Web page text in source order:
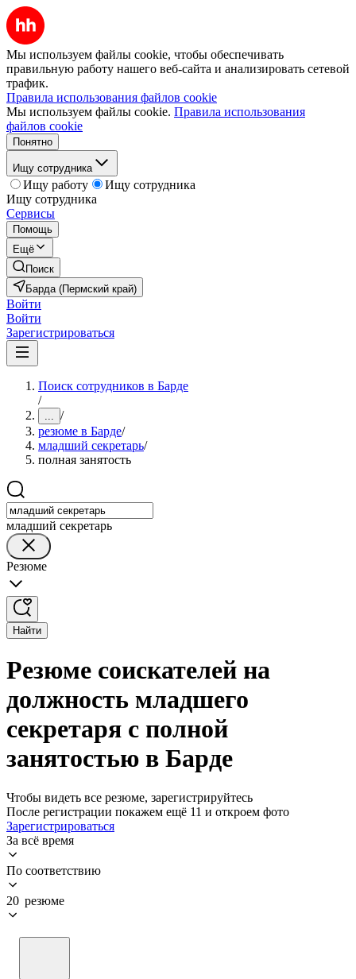
Мы используем файлы cookie, чтобы обеспечивать
правильную работу нашего веб-сайта и анализировать сетевой
трафик.
Правила использования файлов cookie
Мы используем файлы cookie. Правила использования
файлов cookie
Понятно
Ищу сотрудника
Ищу работу
Ищу сотрудника
Ищу сотрудника
Сервисы
Помощь
Ещё
Поиск
Барда (Пермский край)
Войти
Войти
Зарегистрироваться
Поиск сотрудников в Барде
/
... /
резюме в Барде/
младший секретарь/
полная занятость
младший секретарь
Резюме
Найти
Резюме соискателей на
должность младшего
секретаря с полной
занятостью в Барде
Чтобы видеть все резюме, зарегистрируйтесь
После регистрации покажем ещё 11 и откроем фото
Зарегистрироваться
За всё время
По соответствию
20 резюме